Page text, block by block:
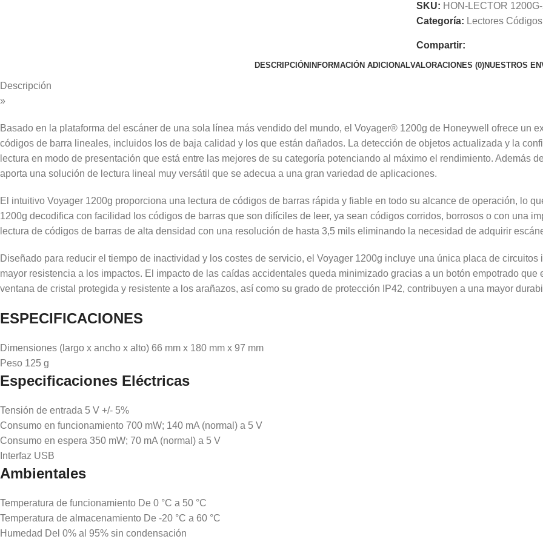
SKU: HON-LECTOR
Categoría: Lectores
Compartir:
DESCRIPCIÓN INFORMACIÓN ADICIONALVALORACIONES (0)NUESTROS
Descripción
»
Basado en la plataforma del escáner de una sola línea más vendido del mundo, el Voyager® 1200g de Honeywell ofrece un
códigos de barra lineales, incluidos los de baja calidad y los que están dañados. La detección de objetos actualizada y la
lectura en modo de presentación que está entre las mejores de su categoría potenciando al máximo el rendimiento. Además
aporta una solución de lectura lineal muy versátil que se adecua a una gran variedad de aplicaciones.
El intuitivo Voyager 1200g proporciona una lectura de códigos de barras rápida y fiable en todo su alcance de operación, lo
1200g decodifica con facilidad los códigos de barras que son difíciles de leer, ya sean códigos corridos, borrosos o con una
lectura de códigos de barras de alta densidad con una resolución de hasta 3,5 mils eliminando la necesidad de adquirir
Diseñado para reducir el tiempo de inactividad y los costes de servicio, el Voyager 1200g incluye una única placa de
mayor resistencia a los impactos. El impacto de las caídas accidentales queda minimizado gracias a un botón empotrado
ventana de cristal protegida y resistente a los arañazos, así como su grado de protección IP42, contribuyen a una mayor
ESPECIFICACIONES
Dimensiones (largo x ancho x alto) 66 mm x 180 mm x 97 mm
Peso 125 g
Especificaciones Eléctricas
Tensión de entrada 5 V +/- 5%
Consumo en funcionamiento 700 mW; 140 mA (normal) a 5 V
Consumo en espera 350 mW; 70 mA (normal) a 5 V
Interfaz USB
Ambientales
Temperatura de funcionamiento De 0 °C a 50 °C
Temperatura de almacenamiento De -20 °C a 60 °C
Humedad Del 0% al 95% sin condensación